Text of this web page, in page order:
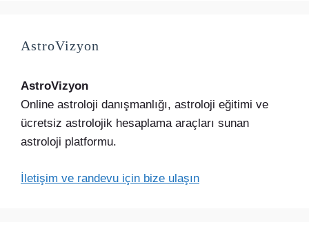
AstroVizyon
AstroVizyon
Online astroloji danışmanlığı, astroloji eğitimi ve
ücretsiz astrolojik hesaplama araçları sunan
astroloji platformu.
İletişim ve randevu için bize ulaşın